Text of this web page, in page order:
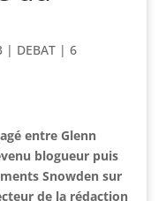
| DEBAT| 6
entre Glenn
blogueur puis
Snowden sur
de la rédaction